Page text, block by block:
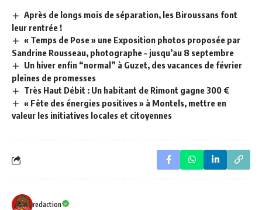
Après de longs mois de séparation, les Biroussans font
leur rentrée !
« Temps de Pose » une Exposition photos proposée par
Sandrine Rousseau, photographe – jusqu’au 8 septembre
Un hiver enfin “normal” à Guzet, des vacances de février
pleines de promesses
Très Haut Débit : Un habitant de Rimont gagne 300 €
« Fête des énergies positives » à Montels, mettre en
valeur les initiatives locales et citoyennes
redaction